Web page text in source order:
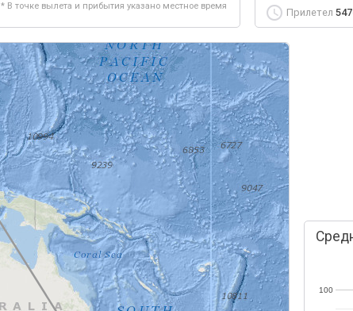
* В точке вылета и прибытия указано местное время
Прилетел
100